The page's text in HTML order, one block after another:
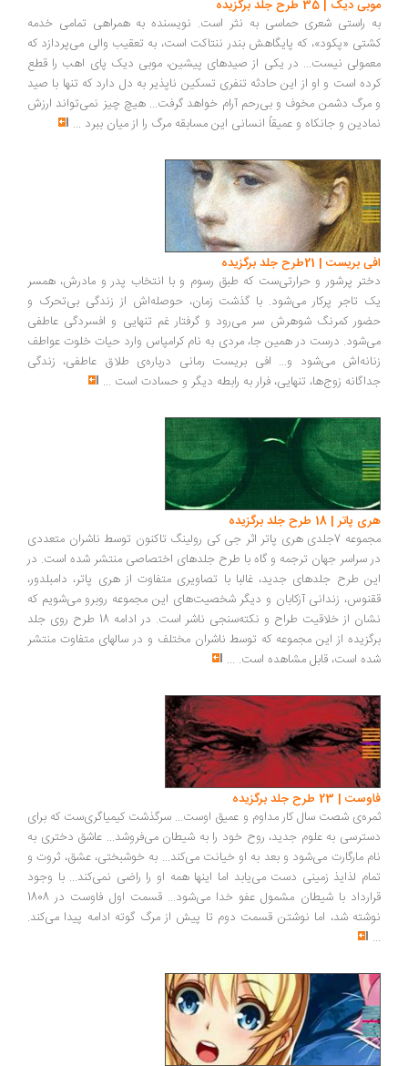
موبی دیک | 35 طرح جلد برگزیده
به راستی شعری حماسی به نثر است. نویسنده به همراهی تمامی خدمه
کشتی «پکود»، که پایگاهش بندر ننتاکت است، به تعقیب والی می‌پردازد که
معمولی نیست... در یکی از صیدهای پیشین، موبی دیک پای اهب را قطع
کرده است و او از این حادثه تنفری تسکین ناپذیر به دل دارد که تنها با صید
و مرگ دشمن مخوف و بی‌رحم آرام خواهد گرفت... هیچ چیز نمی‌تواند ارزش
نمادین و جانکاه و عمیقاً انسانی این مسابقه مرگ را از میان ببرد ...
افی بریست | 21طرح جلد برگزیده
دختر پرشور و حرارتی‌ست که طبق رسوم و با انتخاب پدر و مادرش، همسر
یک تاجر پرکار می‌شود. با گذشت زمان، حوصله‌اش از زندگی بی‌تحرک و
حضور کمرنگ شوهرش سر می‌رود و گرفتار غم تنهایی و افسردگی عاطفی
می‌شود. درست در همین جا، مردی به نام کرامپاس وارد حیات خلوت عواطف
زنانه‌اش می‌شود و... افی بریست رمانی درباره‌ی طلاق عاطفی، زندگی
جداگانه زوج‌ها، تنهایی، فرار به رابطه دیگر و حسادت است ...
هری پاتر | 18 طرح جلد برگزیده
مجموعه 7جلدی هری پاتر اثر جی کی رولینگ تاکنون توسط ناشران متعددی
در سراسر جهان ترجمه و گاه با طرح جلدهای اختصاصی منتشر شده است. در
این طرح‌ جلدهای جدید، غالبا با تصاویری متفاوت از هری پاتر، دامبلدور،
ققنوس، زندانی آزکابان و دیگر شخصیت‌های این مجموعه روبرو می‌شویم که
نشان از خلاقیت طراح و نکته‌سنجی ناشر است. در ادامه 18 طرح روی جلد
برگزیده از این مجموعه که توسط ناشران مختلف و در سالهای متفاوت منتشر
شده است، قابل مشاهده است. ...
فاوست | 23 طرح جلد برگزیده
ثمره‌ی شصت سال کار مداوم و عمیق اوست... سرگذشت کیمیاگری‌ست که برای
دسترسی به علوم جدید، روح خود را به شیطان می‌فروشد... عاشق دختری به
نام مارگارت می‌شود و بعد به او خیانت می‌کند... به خوشبختی، عشق، ثروت و
تمام لذایذ زمینی دست می‌یابد اما اینها همه او را راضی نمی‌کند... با وجود
قرارداد با شیطان مشمول عفو خدا می‌شود... قسمت اول فاوست در 1808
نوشته شد، اما نوشتن قسمت دوم تا پیش از مرگ گوته ادامه پیدا می‌کند.
...